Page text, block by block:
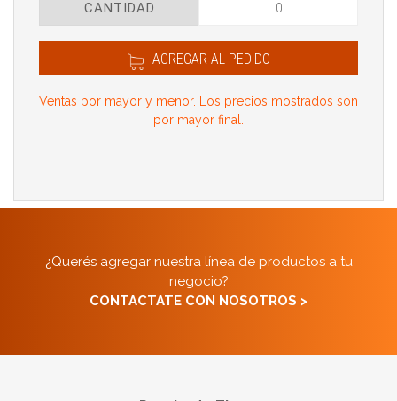
CANTIDAD
AGREGAR AL PEDIDO
Ventas por mayor y menor. Los precios mostrados son
por mayor final.
¿Querés agregar nuestra línea de productos a tu
negocio?
CONTACTATE CON NOSOTROS >